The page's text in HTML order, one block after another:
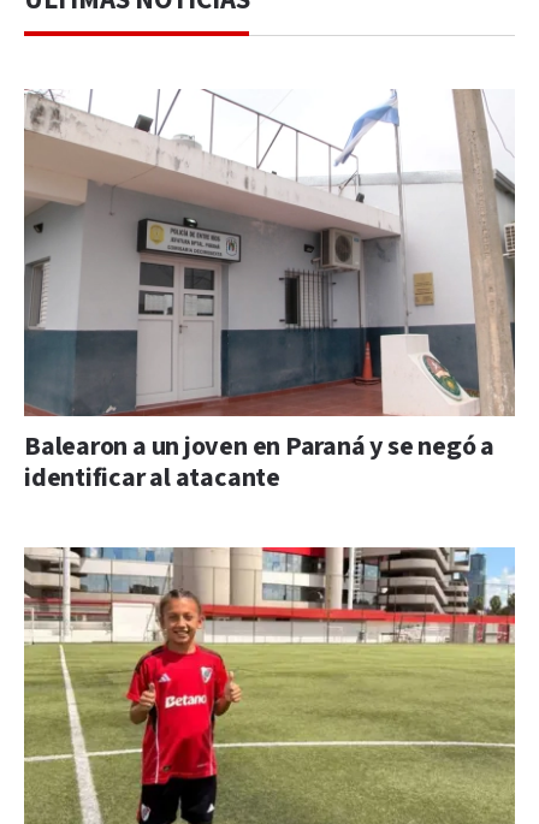
Balearon a un joven en Paraná y se negó a
identificar al atacante